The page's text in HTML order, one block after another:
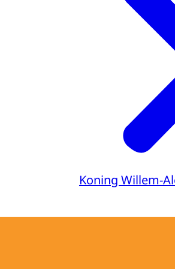
Download
Download
Koning Willem-